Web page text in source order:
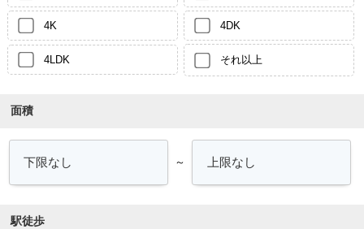
4K 4DK
4LDK それ以上
面積
～
駅徒歩